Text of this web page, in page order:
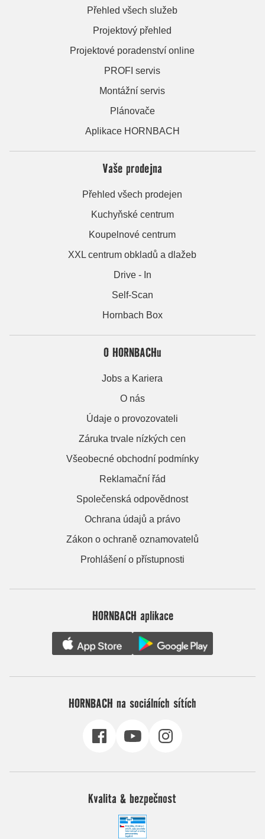
Přehled všech služeb
Projektový přehled
Projektové poradenství online
PROFI servis
Montážní servis
Plánovače
Aplikace HORNBACH
Vaše prodejna
Přehled všech prodejen
Kuchyňské centrum
Koupelnové centrum
XXL centrum obkladů a dlažeb
Drive - In
Self-Scan
Hornbach Box
O HORNBACHu
Jobs a Kariera
O nás
Údaje o provozovateli
Záruka trvale nízkých cen
Všeobecné obchodní podmínky
Reklamační řád
Společenská odpovědnost
Ochrana údajů a právo
Zákon o ochraně oznamovatelů
Prohlášení o přístupnosti
HORNBACH aplikace
HORNBACH na sociálních sítích
Kvalita & bezpečnost